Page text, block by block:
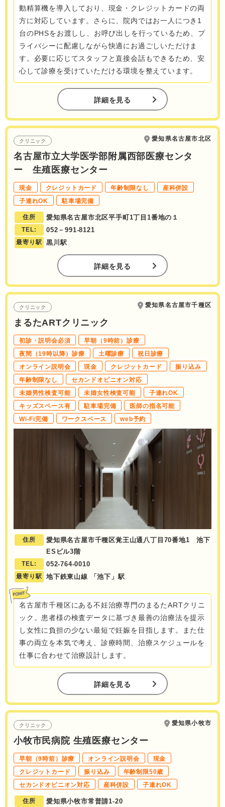
動精算機を導入しており、現金・クレジットカードの両
方に対応しています。さらに、院内ではお一人につき1
台のPHSをお渡しし、お呼び出しを行っているため、プ
ライバシーに配慮しながら快適にお過ごしいただけま
す。必要に応じてスタッフと直接会話もできるため、安
心して診療を受けていただける環境を整えています。
詳細を見る
クリニック 愛知県名古屋市北区
名古屋市立大学医学部附属西部医療センタ
ー 生殖医療センター
現金 クレジットカード 年齢制限なし
産科併設
子連れOK
駐車場完備
住所 愛知県名古屋市北区平手町1丁目1番地の１
TEL: 052－991-8121
最寄り駅 黒川駅
詳細を見る
クリニック 愛知県名古屋市千種区
まるたARTクリニック
初診・説明会必須
早朝（9時前）診療
夜間（19時以降）診療
土曜診療
祝日診療
オンライン説明会
現金 クレジットカード
振り込み
年齢制限なし
セカンドオピニオン対応
未婚男性検査可能
未婚女性検査可能
子連れOK
キッズスペース有
駐車場完備
医師の指名可能
Wi-Fi完備
ワークスペース web予約
住所
愛知県名古屋市千種区覚王山通八丁目70番地1 池下
ESビル3階
TEL: 052-764-0010
最寄り駅 地下鉄東山線 「池下」駅
名古屋市千種区にある不妊治療専門のまるたARTクリニ
ック。患者様の検査データに基づき最善の治療法を提示
し女性に負担の少ない最短で妊娠を目指します。また仕
事の両立を本気で考え、診療時間、治療スケジュールを
仕事に合わせて治療設計します。
詳細を見る
クリニック 愛知県小牧市
小牧市民病院 生殖医療センター
早朝（9時前）診療 オンライン説明会
現金
クレジットカード
振り込み
年齢制限50歳
セカンドオピニオン対応
産科併設 子連れOK
住所 愛知県小牧市常普請1-20